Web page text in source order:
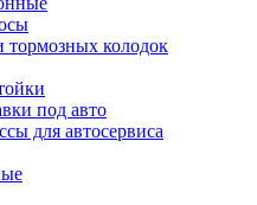
тормозных колодок
под авто
для автосервиса